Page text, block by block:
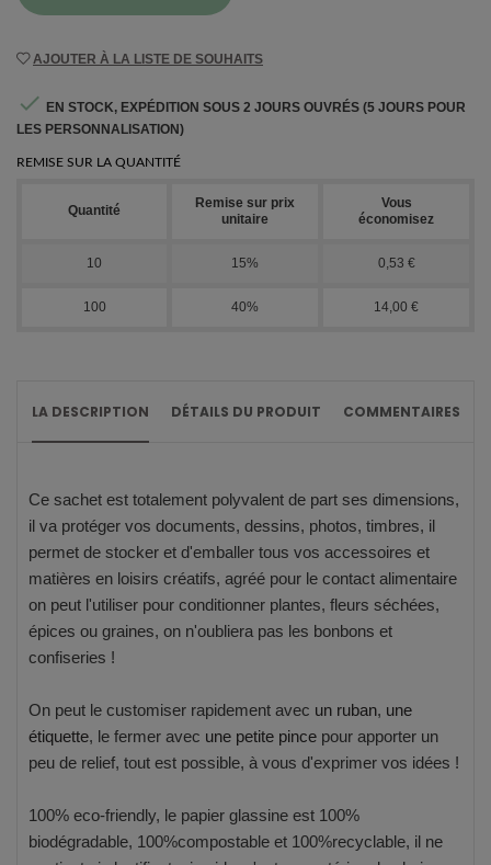
AJOUTER À LA LISTE DE SOUHAITS
 EN STOCK, EXPÉDITION SOUS 2 JOURS OUVRÉS (5 JOURS POUR
LES PERSONNALISATION)
REMISE SUR LA QUANTITÉ
Quantité
Remise sur prix
unitaire
Vous
économisez
10 15% 0,53 €
100 40% 14,00 €
LA DESCRIPTION DÉTAILS DU PRODUIT COMMENTAIRES
Ce sachet est totalement polyvalent de part ses dimensions,
il va protéger vos documents, dessins, photos, timbres, il
permet de stocker et d'emballer tous vos accessoires et
matières en loisirs créatifs, agréé pour le contact alimentaire
on peut l'utiliser pour conditionner plantes, fleurs séchées,
épices ou graines, on n'oubliera pas les bonbons et
confiseries !
On peut le customiser rapidement avec un ruban, une
étiquette, le fermer avec une petite pince pour apporter un
peu de relief, tout est possible, à vous d'exprimer vos idées !
100% eco-friendly, le papier glassine est 100%
biodégradable, 100%compostable et 100%recyclable, il ne